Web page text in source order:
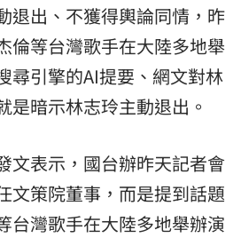
退出、不獲得輿論同情，昨
倫等台灣歌手在大陸多地舉
尋引擎的AI提要、網文對林
是暗示林志玲主動退出。
文表示，國台辦昨天記者會
文策院董事，而是提到話題
台灣歌手在大陸多地舉辦演